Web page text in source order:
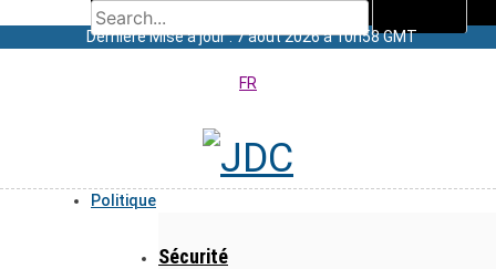
Dernière Mise à jour : 7 août 2026 à 10h58 GMT
FR
Politique
Sécurité